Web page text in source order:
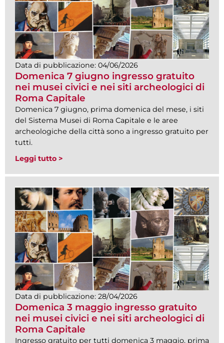
Data di pubblicazione: 04/06/2026
Domenica 7 giugno ingresso gratuito
nei musei civici e nei siti archeologici di
Roma Capitale
Domenica 7 giugno, prima domenica del mese, i siti
del Sistema Musei di Roma Capitale e le aree
archeologiche della città sono a ingresso gratuito per
tutti.
Leggi tutto >
Data di pubblicazione: 28/04/2026
Domenica 3 maggio ingresso gratuito
nei musei civici e nei siti archeologici di
Roma Capitale
Ingresso gratuito per tutti domenica 3 maggio, prima